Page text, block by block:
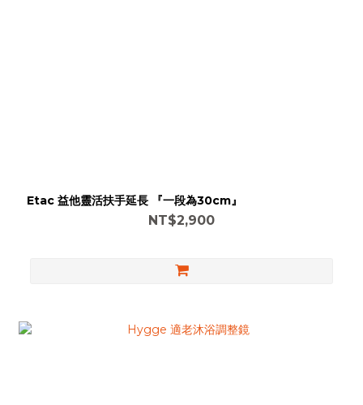
Etac 益他靈活扶手延長 『一段為30cm』
NT$2,900